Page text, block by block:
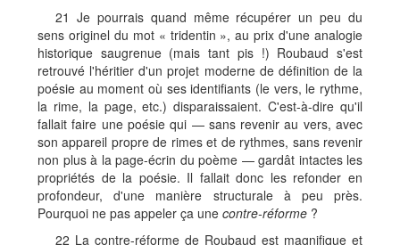
21 Je pourrais quand même récupérer un peu du
sens originel du mot « tridentin », au prix d'une analogie
historique saugrenue (mais tant pis !) Roubaud s'est
retrouvé l'héritier d'un projet moderne de définition de la
poésie au moment où ses identifiants (le vers, le rythme,
la rime, la page, etc.) disparaissaient. C'est-à-dire qu'il
fallait faire une poésie qui — sans revenir au vers, avec
son appareil propre de rimes et de rythmes, sans revenir
non plus à la page-écrin du poème — gardât intactes les
propriétés de la poésie. Il fallait donc les refonder en
profondeur, d'une manière structurale à peu près.
Pourquoi ne pas appeler ça une contre-réforme ?
22 La contre-réforme de Roubaud est magnifique et